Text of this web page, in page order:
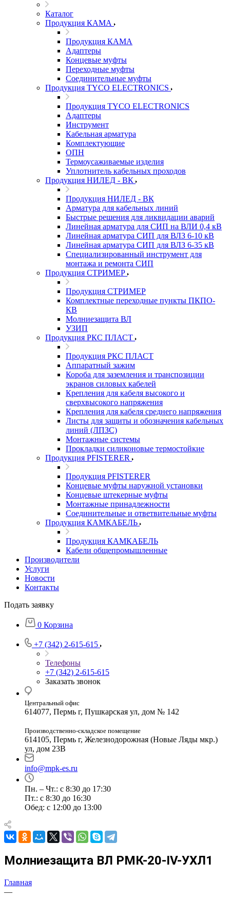
Каталог
Продукция КАМА
Продукция КАМА
Адаптеры
Концевые муфты
Переходные муфты
Соединительные муфты
Продукция TYCO ELECTRONICS
Продукция TYCO ELECTRONICS
Адаптеры
Инструмент
Кабельная арматура
Комплектующие
ОПН
Термоусаживаемые изделия
Уплотнитель кабельных проходов
Продукция НИЛЕД - ВК
Продукция НИЛЕД - ВК
Арматура для кабельных линий
Быстрые решения для ликвидации аварий
Линейная арматура для СИП на ВЛИ 0,4 кВ
Линейная арматура СИП для ВЛЗ 6-10 кВ
Линейная арматура СИП для ВЛЗ 6-35 кВ
Специализированный инструмент для
монтажа и ремонта СИП
Продукция СТРИМЕР
Продукция СТРИМЕР
Комплектные переходные пункты ПКПО-
КВ
Молниезащита ВЛ
УЗИП
Продукция РКС ПЛАСТ
Продукция РКС ПЛАСТ
Аппаратный зажим
Короба для заземления и транспозиции
экранов силовых кабелей
Крепления для кабеля высокого и
сверхвысокого напряжения
Крепления для кабеля среднего напряжения
Листы для защиты и обозначения кабельных
линий (ЛПЗС)
Монтажные системы
Прокладки силиконовые термостойкие
Продукция PFISTERER
Продукция PFISTERER
Концевые муфты наружной установки
Концевые штекерные муфты
Монтажные принадлежности
Соединительные и ответвительные муфты
Продукция КАМКАБЕЛЬ
Продукция КАМКАБЕЛЬ
Кабели общепромышленные
Производители
Услуги
Новости
Контакты
Подать заявку
0 Корзина
+7 (342) 2-615-615
Телефоны
+7 (342) 2-615-615
Заказать звонок
Центральный офис
614077, Пермь г, Пушкарская ул, дом № 142
Производственно-складское помещение
614105, Пермь г, Железнодорожная (Новые Ляды мкр.)
ул, дом 23В
info@mpk-es.ru
Пн. – Чт.: с 8:30 до 17:30
Пт.: с 8:30 до 16:30
Обед: с 12:00 до 13:00
Молниезащита ВЛ РМК-20-IV-УХЛ1
Главная
—